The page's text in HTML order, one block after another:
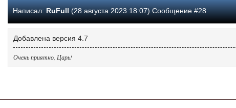
Написал: RuFull(28 августа 2023 18:07) Сообщение #28
Добавлена версия 4.7
Очень приятно, Царь!